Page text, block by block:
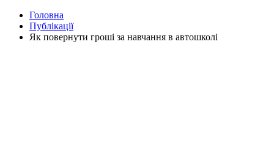
Головна
Публікації
Як повернути гроші за навчання в автошколі